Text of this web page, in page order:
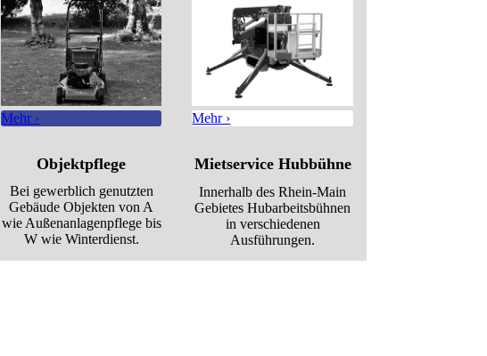
Mehr ›
Objektpflege
Bei gewerblich genutzten
Gebäude Objekten von A
wie Au­ßen­an­la­gen­pfle­ge bis
W wie Win­ter­dienst.
Mehr ›
Miet­ser­vice Hu­bbüh­ne
Innerhalb des Rhein-Main
Gebietes Hubarbeitsbühnen
in verschiedenen
Ausführungen.